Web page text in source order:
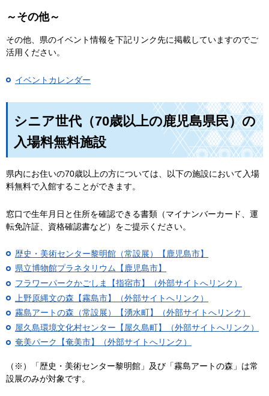
～その他～
その他、県のイベント情報を下記リンク先に掲載していますのでご
活用ください。
イベントカレンダー
シニア世代（70歳以上の鹿児島県民）の
入場料無料施設
県内にお住いの70歳以上の方については、以下の施設において入場
料無料で入館することができます。
窓口で生年月日と住所を確認できる書類（マイナンバーカード、運
転免許証、資格確認書など）をご提示ください。
歴史・美術センター黎明館（常設展）【鹿児島市】
県立博物館プラネタリウム【鹿児島市】
フラワーパークかごしま【指宿市】（外部サイトへリンク）
上野原縄文の森【霧島市】（外部サイトへリンク）
霧島アートの森（常設展）【湧水町】（外部サイトへリンク）
屋久島環境文化村センター【屋久島町】（外部サイトへリンク）
奄美パーク【奄美市】（外部サイトへリンク）
（※）「歴史・美術センター黎明館」及び「霧島アートの森」は常
設展のみが対象です。